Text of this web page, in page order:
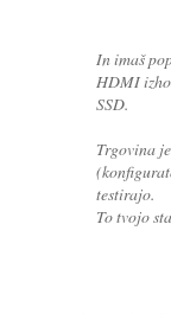
In imaš
HDMI
SSD.
Trgovina
testirajo.
To tvojo